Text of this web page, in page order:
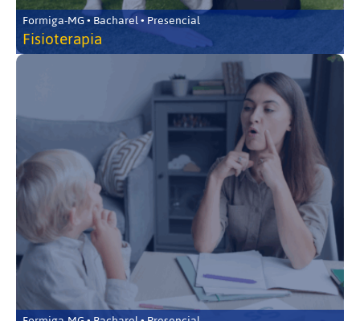
Formiga-MG • Bacharel • Presencial
Fisioterapia